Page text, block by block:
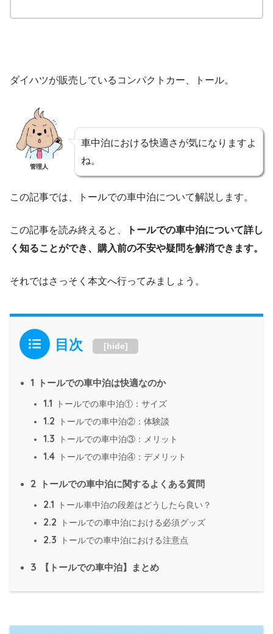
ダイハツが販売しているコンパクトカー、トール。
管理人
車中泊における快適さが気になりますよ
ね。
この記事では、トールでの車中泊について解説します。
この記事を読み終えると、
トールでの車中泊について詳し
く知ることができ、購入前の不安や疑問を解消できます。
それではさっそく本文へ行ってみましょう。
目次 [hide]
1 トールでの車中泊は快適なのか
1.1 トールでの車中泊①：サイズ
1.2 トールでの車中泊②：体験談
1.3 トールでの車中泊③：メリット
1.4 トールでの車中泊④：デメリット
2 トールでの車中泊に関するよくある質問
2.1 トール車中泊の段差はどうしたら良い？
2.2 トールでの車中泊における必須グッズ
2.3 トールでの車中泊における注意点
3 【トールでの車中泊】まとめ